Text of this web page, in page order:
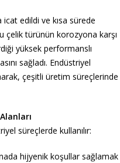
icat edildi ve kısa sürede
çelik türünün korozyona karşı
yüksek performanslı
sağladı. Endüstriyel
çeşitli üretim süreçlerinde
süreçlerde kullanılır:
hijyenik koşullar sağlamak